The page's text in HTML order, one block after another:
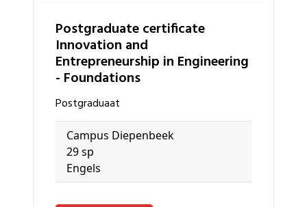
Postgraduate certificate
Innovation and
Entrepreneurship in Engineering
- Foundations
Postgraduaat
Campus Diepenbeek
29 sp
Engels